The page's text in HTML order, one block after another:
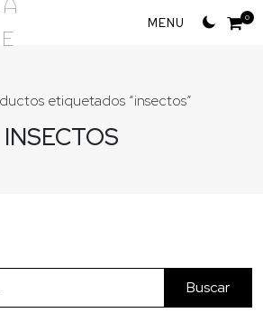
0
etiquetados “insectos”
INSECTOS
Buscar